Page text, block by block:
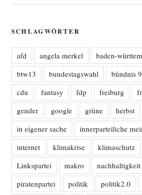
SCHLAGWÖRTER
afd angela merkel baden-
btw13
bundestagswahl
bündnis
cdu
fantasy fdp freiburg
gender
google grüne herbst
in eigener sache
innerparteiliche
internet
klimakrise klimaschutz
Linkspartei
makro nachhaltigkeit
piratenpartei
politik politik2.0